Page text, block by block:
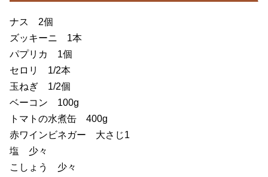
ナス 2個
ズッキーニ 1本
パプリカ 1個
セロリ 1/2本
玉ねぎ 1/2個
ベーコン 100g
トマトの水煮缶 400g
赤ワインビネガー 大さじ1
塩 少々
こしょう 少々